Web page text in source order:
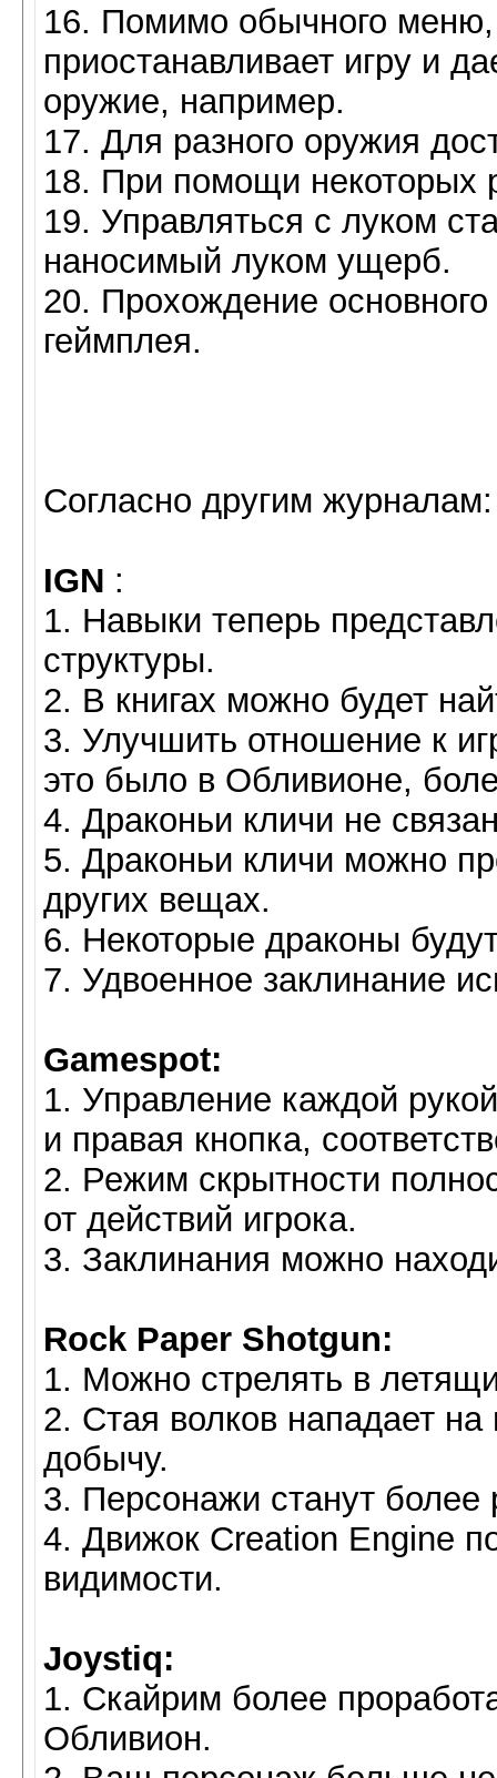
16. Помимо обычного
приостанавливает игру и
оружие, например.
17. Для разного оружия
18. При помощи некоторых
19. Управляться с луком
наносимый луком ущерб.
20. Прохождение
геймплея.
Согласно другим журналам:
IGN :
1. Навыки теперь
структуры.
2. В книгах можно будет
3. Улучшить отношение к
это было в Обливионе,
4. Драконьи кличи не
5. Драконьи кличи можно
других вещах.
6. Некоторые драконы
7. Удвоенное заклинание
Gamespot:
1. Управление каждой
и правая кнопка,
2. Режим скрытности
от действий игрока.
3. Заклинания можно
Rock Paper Shotgun:
1. Можно стрелять в
2. Стая волков нападает
добычу.
3. Персонажи станут более
4. Движок Creation Engine
видимости.
Joystiq:
1. Скайрим более
Обливион.